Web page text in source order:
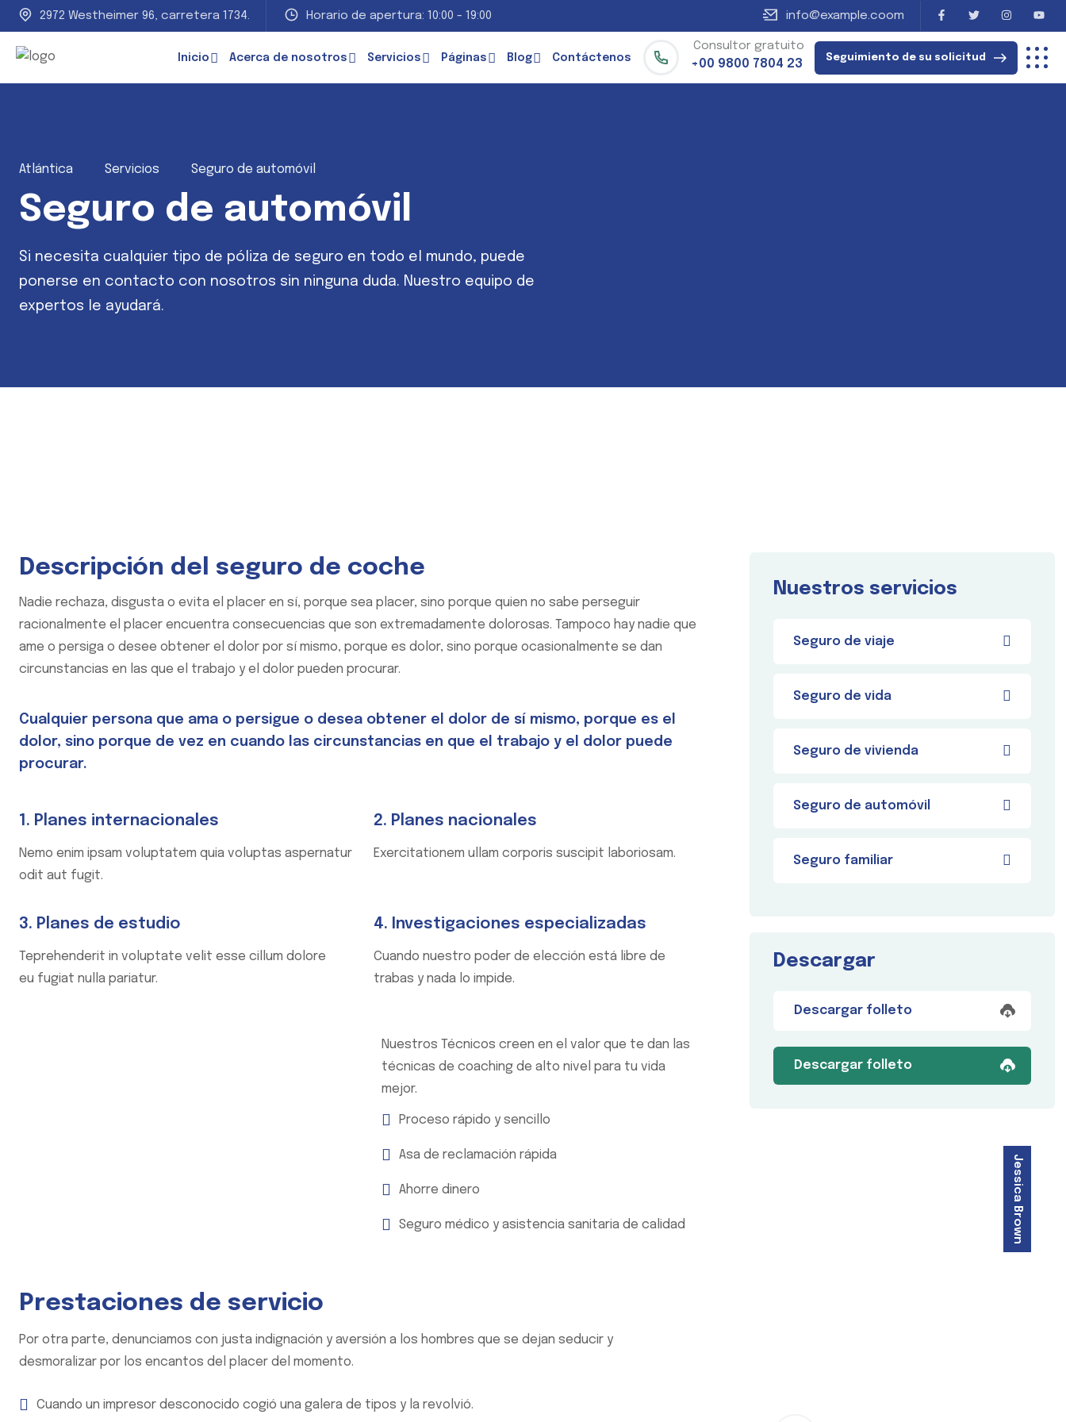
2972 Westheimer 96, carretera 1734. Horario de apertura: 10:00 - 19:00 info@example.coom
Inicio Acerca de nosotros Servicios Páginas Blog Contáctenos
Consultor gratuito
+00 9800 7804 23 Seguimiento de su solicitud
Atlántica Servicios Seguro de automóvil
Seguro de automóvil
Si necesita cualquier tipo de póliza de seguro en todo el mundo, puede
ponerse en contacto con nosotros sin ninguna duda. Nuestro equipo de
expertos le ayudará.
Descripción del seguro de coche
Nadie rechaza, disgusta o evita el placer en sí, porque sea placer, sino porque quien no sabe perseguir
racionalmente el placer encuentra consecuencias que son extremadamente dolorosas. Tampoco hay nadie que
ame o persiga o desee obtener el dolor por sí mismo, porque es dolor, sino porque ocasionalmente se dan
circunstancias en las que el trabajo y el dolor pueden procurar.
Cualquier persona que ama o persigue o desea obtener el dolor de sí mismo, porque es el
dolor, sino porque de vez en cuando las circunstancias en que el trabajo y el dolor puede
procurar.
1. Planes internacionales
Nemo enim ipsam voluptatem quia voluptas aspernatur
odit aut fugit.
2. Planes nacionales
Exercitationem ullam corporis suscipit laboriosam.
3. Planes de estudio
Teprehenderit in voluptate velit esse cillum dolore
eu fugiat nulla pariatur.
4. Investigaciones especializadas
Cuando nuestro poder de elección está libre de
trabas y nada lo impide.
Nuestros Técnicos creen en el valor que te dan las
técnicas de coaching de alto nivel para tu vida
mejor.
Proceso rápido y sencillo
Asa de reclamación rápida
Ahorre dinero
Seguro médico y asistencia sanitaria de calidad
Prestaciones de servicio
Por otra parte, denunciamos con justa indignación y aversión a los hombres que se dejan seducir y
desmoralizar por los encantos del placer del momento.
Cuando un impresor desconocido cogió una galera de tipos y la revolvió.
Nuestros servicios
Seguro de viaje
Seguro de vida
Seguro de vivienda
Seguro de automóvil
Seguro familiar
Descargar
Descargar folleto
Descargar folleto
Jessica Brown